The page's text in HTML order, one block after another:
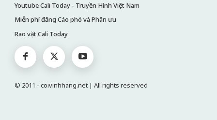
Youtube Cali Today - Truyền Hình Việt Nam
Miễn phí đăng Cáo phó và Phân ưu
Rao vặt Cali Today
© 2011 - coivinhhang.net | All rights reserved